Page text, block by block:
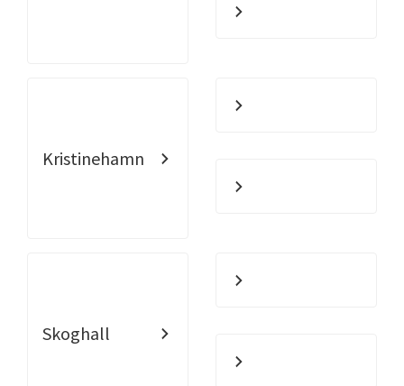
Kristinehamn
Skoghall